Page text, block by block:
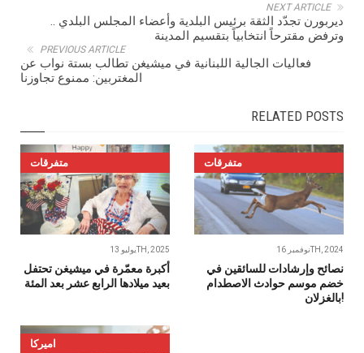
NEXT ARTICLE
ديربورن تجدّد الثقة برئيس البلدية وأعضاء المجلس البلدي ..
وترفض مقترحاً انتخابياً بتقسيم المدينة
PREVIOUS ARTICLE
فعاليات الجالية اللبنانية في ميشيغن تطالب بستة نواب عن
المغتربين: ممنوع تجاوزنا
RELATED POSTS
متفرقات
يوليو 13TH, 2025
أكبرة معمّرة في ميشيغن تحتفل
بعيد ميلادها الرابع عشر بعد المئة
متفرقات
نوفمبر 16TH, 2024
نصائح وإرشادات للسائقين في
خضم موسم حوادث الاصطدام
بالغزلان!
اميركا